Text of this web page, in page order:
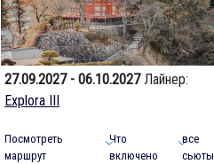
27.09.2027 - 06.10.2027Лайнер:
Explora III
Посмотреть
маршрут
Что
включено
все
сьюты